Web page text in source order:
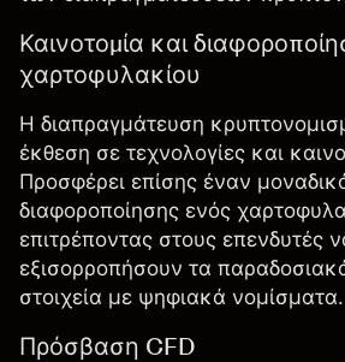
Καινοτομία και
χαρτοφυλακίου
Η διαπραγμάτευση
έκθεση σε τεχνολογίες και
Προσφέρει επίσης έναν
διαφοροποίησης ενός
επιτρέποντας στους επενδυτές
εξισορροπήσουν τα
στοιχεία με ψηφιακά νομίσματα.
Πρόσβαση CFD